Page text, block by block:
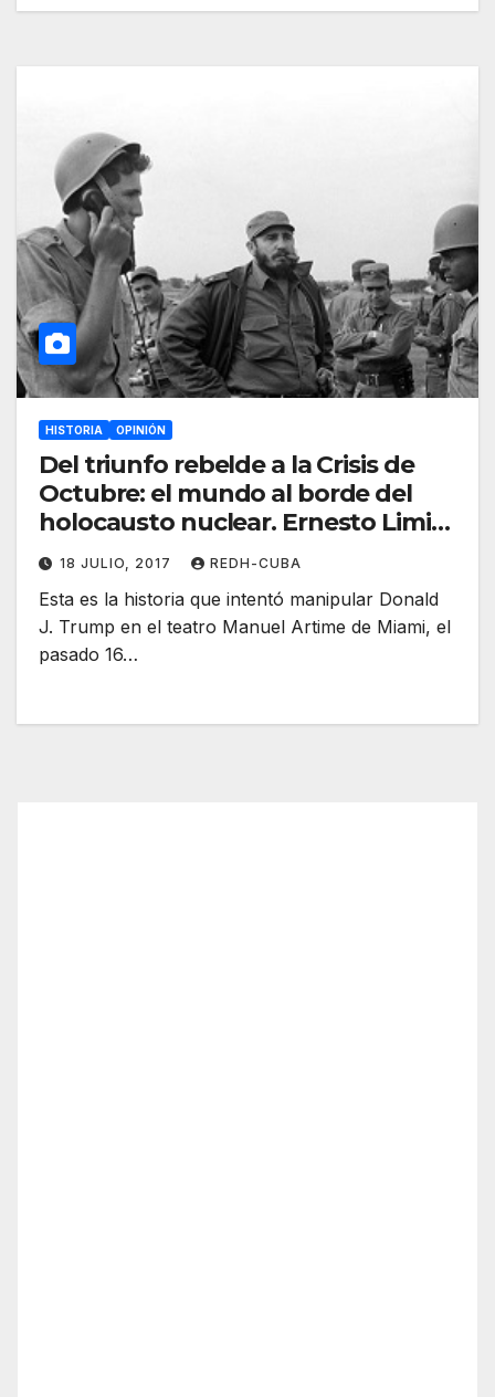
HISTORIA OPINIÓN
Del triunfo rebelde a la Crisis de
Octubre: el mundo al borde del
holocausto nuclear. Ernesto Limia
Díaz
18 JULIO, 2017 REDH-CUBA
Esta es la historia que intentó manipular Donald
J. Trump en el teatro Manuel Artime de Miami, el
pasado 16…